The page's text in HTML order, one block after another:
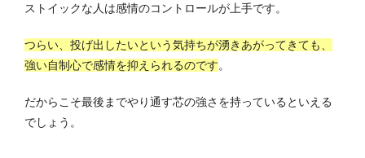
ストイックな人は感情のコントロールが上手です。
つらい、投げ出したいという気持ちが湧きあがってきても、
強い自制心で感情を抑えられるのです。
だからこそ最後までやり通す芯の強さを持っているといえる
でしょう。